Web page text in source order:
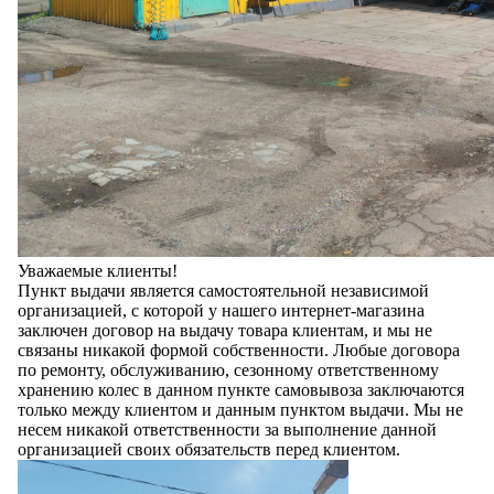
Уважаемые клиенты!
Пункт выдачи является самостоятельной независимой
организацией, с которой у нашего интернет-магазина
заключен договор на выдачу товара клиентам, и мы не
связаны никакой формой собственности. Любые договора
по ремонту, обслуживанию, сезонному ответственному
хранению колес в данном пункте самовывоза заключаются
только между клиентом и данным пунктом выдачи. Мы не
несем никакой ответственности за выполнение данной
организацией своих обязательств перед клиентом.